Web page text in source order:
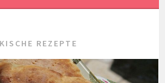
REZEPTE